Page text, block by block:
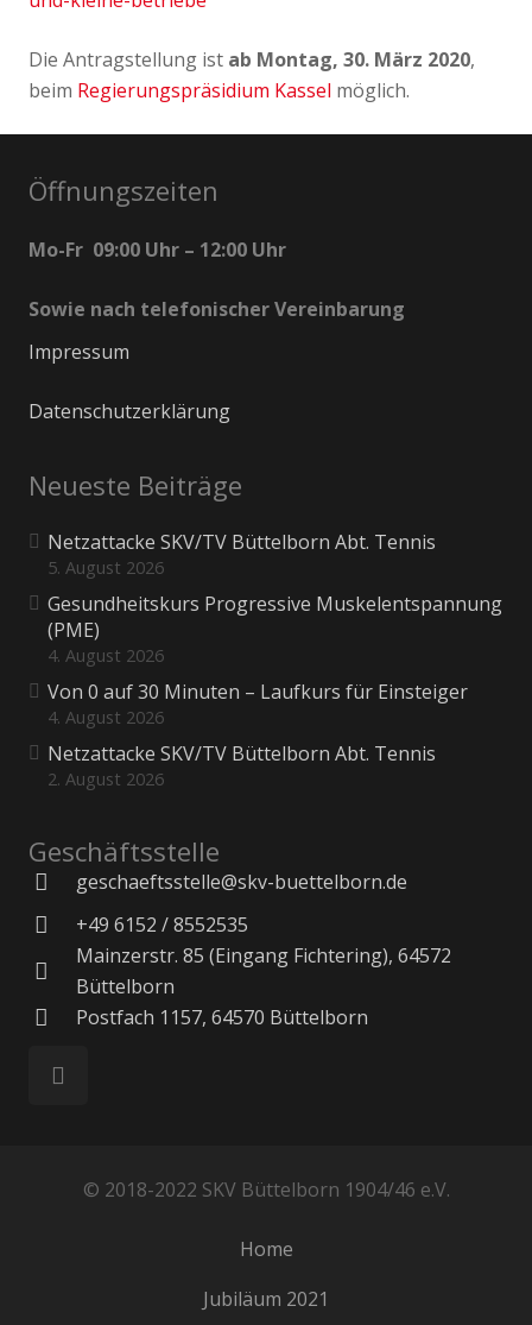
Die Antragstellung ist ab Montag, 30. März 2020,
beim Regierungspräsidium Kassel möglich.
Öffnungszeiten
Mo-Fr 09:00 Uhr – 12:00 Uhr
Sowie nach telefonischer Vereinbarung
Impressum
Datenschutzerklärung
Neueste Beiträge
Netzattacke SKV/TV Büttelborn Abt. Tennis
5. August 2026
Gesundheitskurs Progressive Muskelentspannung
(PME)
4. August 2026
Von 0 auf 30 Minuten – Laufkurs für Einsteiger
4. August 2026
Netzattacke SKV/TV Büttelborn Abt. Tennis
2. August 2026
Geschäftsstelle
geschaeftsstelle@skv-buettelborn.de
+49 6152 / 8552535
Mainzerstr. 85 (Eingang Fichtering), 64572
Büttelborn
Postfach 1157, 64570 Büttelborn
© 2018-2022 SKV Büttelborn 1904/46 e.V.
Home
Jubiläum 2021